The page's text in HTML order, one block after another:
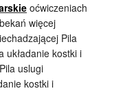
oćwiczeniach
więcej
Pila
układanie kostki i
uslugi
kostki i